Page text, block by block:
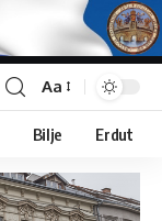
Aa
Bilje Erdut